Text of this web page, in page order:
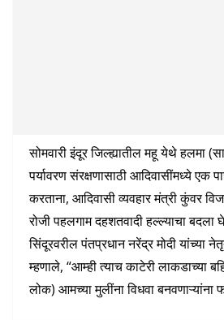
सोमवारी इंदूर जिल्ह्यातील महू येथे हलमा
पर्यावरण संरक्षणासाठी आदिवासींमध्ये एक
करताना, आदिवासी व्यवहार मंत्री कुंवर
रोजी पहलगाम दहशतवादी हल्ल्याचा
सिंदूरवरील पंतप्रधान नरेंद्र मोदी
म्हणाले, “आम्ही त्याच काटेरी लाकडाच्या
लोक) आमच्या मुलींना विधवा बनवणाऱ्यांना